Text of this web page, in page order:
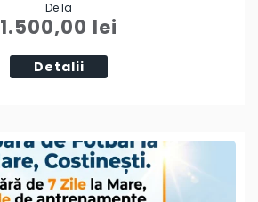
De la
1.500,00 lei
Detalii